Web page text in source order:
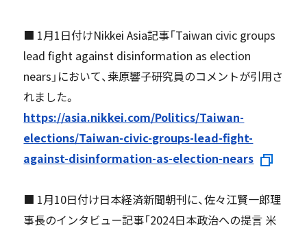
■ 1月1日付けNikkei Asia記事「Taiwan civic groups
lead fight against disinformation as election
nears」において、桒原響子研究員のコメントが引用さ
れました。
https://asia.nikkei.com/Politics/Taiwan-
elections/Taiwan-civic-groups-lead-fight-
against-disinformation-as-election-nears
■ 1月10日付け日本経済新聞朝刊に、佐々江賢一郎理
事長のインタビュー記事「2024日本政治への提言 米